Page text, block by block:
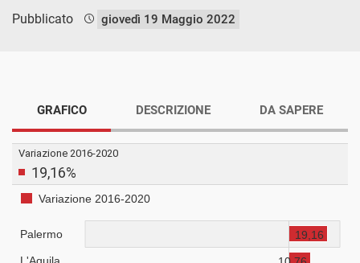
Pubblicato giovedì 19 Maggio 2022
GRAFICO DESCRIZIONE DA SAPERE